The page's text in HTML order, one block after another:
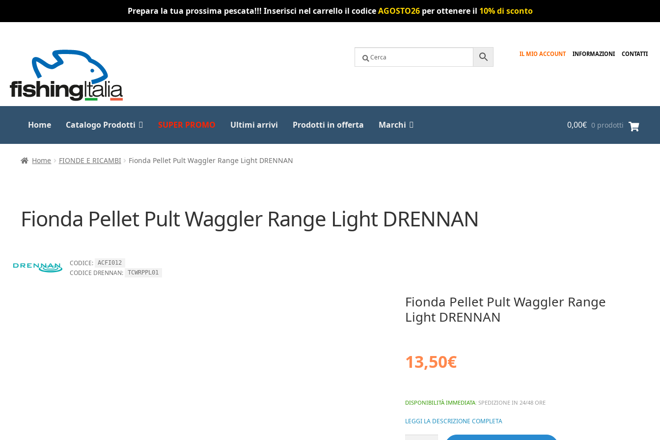
Prepara la tua prossima pescata!!! Inserisci nel carrello il codiceAGOSTO26per ottenere il 10% di sconto
navigazione
contenuto
IL MIO ACCOUNT INFORMAZIONI CONTATTI
Home Catalogo Prodotti SUPER PROMO Ultimi arrivi Prodotti in offerta Marchi 0,00€ 0 prodotti
Home FIONDE E RICAMBI Fionda Pellet Pult Waggler Range Light DRENNAN
Fionda Pellet Pult Waggler Range Light DRENNAN
CODICE: ACFI012
CODICE DRENNAN: TCWRPPL01
Fionda Pellet Pult Waggler Range
Light DRENNAN
13,50€
DISPONIBILITÀ IMMEDIATA: SPEDIZIONE IN 24/48 ORE
LEGGI LA DESCRIZIONE COMPLETA